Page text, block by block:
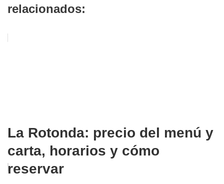
relacionados:
La Rotonda: precio del menú y
carta, horarios y cómo
reservar